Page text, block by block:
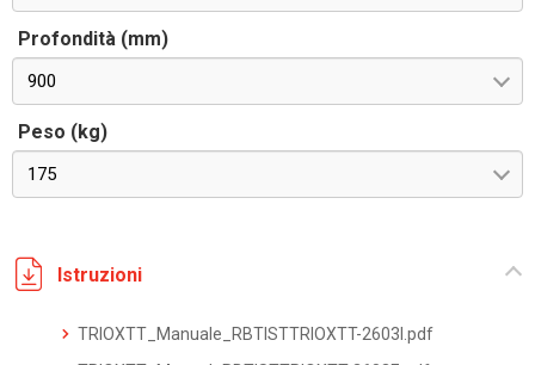
Profondità (mm)
900
Peso (kg)
175
Istruzioni
TRIOXTT_Manuale_RBTISTTRIOXTT-2603I.pdf